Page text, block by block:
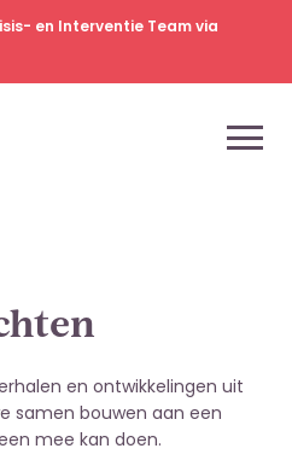
en Interventie Team via
en ontwikkelingen uit
samen bouwen aan een
mee kan doen.
van burenhulp